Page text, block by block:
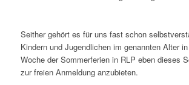
Seither gehört es für uns fast schon
Kindern und Jugendlichen im genannten Alter
Woche der Sommerferien in RLP eben dieses
zur freien Anmeldung anzubieten.